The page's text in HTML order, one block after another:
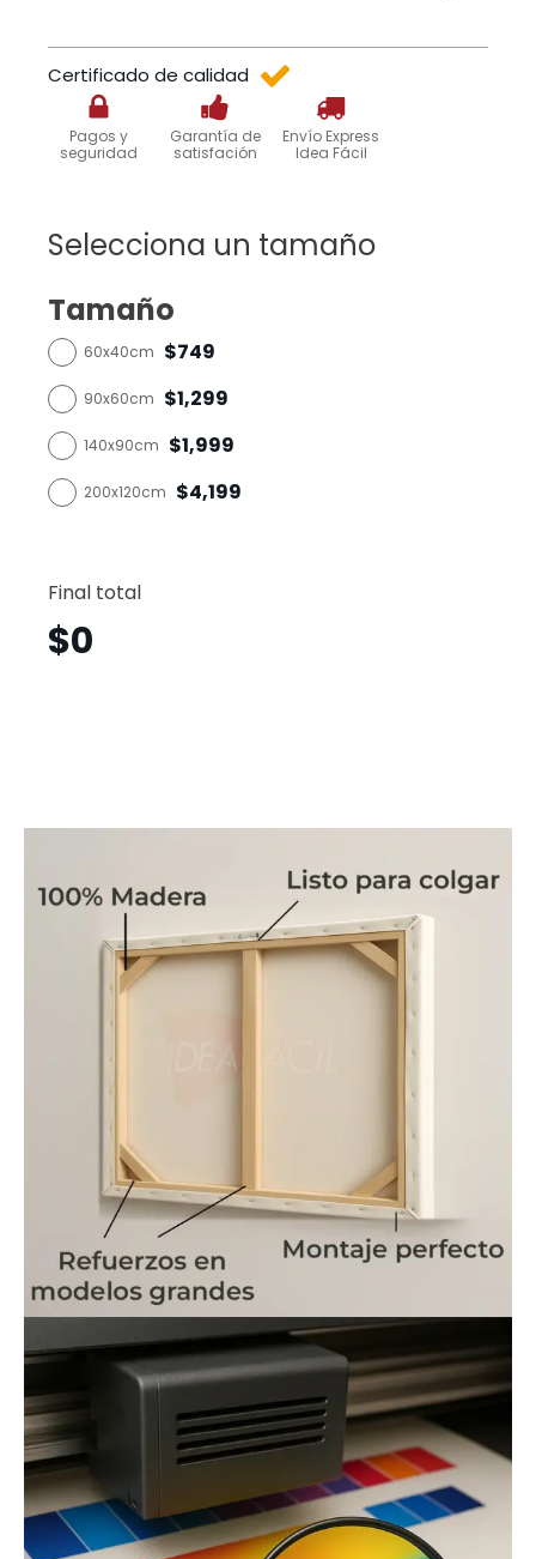
Certificado de calidad
Pagos y
seguridad
Garantía de
satisfación
Envío Express
Idea Fácil
Selecciona un tamaño
Tamaño
60x40cm $749
90x60cm $1,299
140x90cm $1,999
200x120cm $4,199
Final total
$0